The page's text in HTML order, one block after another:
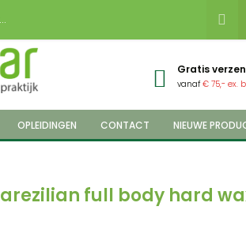
Gratis
vanaf€ 75,- ex.
OPLEIDINGEN CONTACT NIEUWE
full body hard